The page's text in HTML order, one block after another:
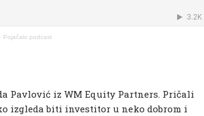
Pojačalo podcast
Pavlović iz WM Equity Partners. Pričali
izgleda biti investitor u neko dobrom i